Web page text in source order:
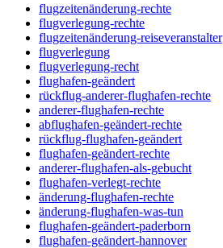
flugzeitenänderung-rechte
flugverlegung-rechte
flugzeitenänderung-reiseveranstalter
flugverlegung
flugverlegung-recht
flughafen-geändert
rückflug-anderer-flughafen-rechte
anderer-flughafen-rechte
abflughafen-geändert-rechte
rückflug-flughafen-geändert
flughafen-geändert-rechte
anderer-flughafen-als-gebucht
flughafen-verlegt-rechte
änderung-flughafen-rechte
änderung-flughafen-was-tun
flughafen-geändert-paderborn
flughafen-geändert-hannover